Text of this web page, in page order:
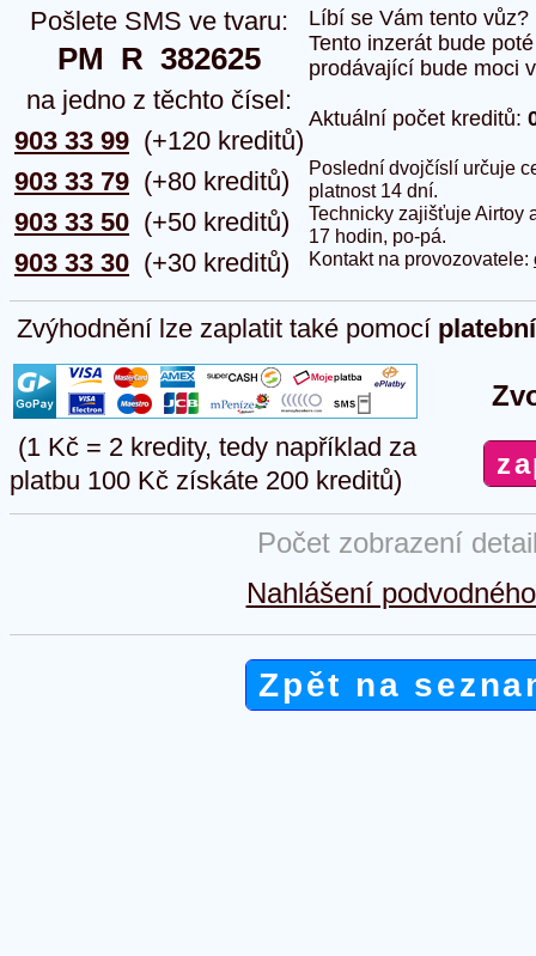
Pošlete SMS ve tvaru:
PM  R  382625
na jedno z těchto čísel:
903 33 99
903 33 79
903 33 50
903 33 30
(+120 kreditů)
(+80 kreditů)
(+50 kreditů)
(+30 kreditů)
Líbí se Vám tento
Tento inzerát bude
prodávající bude moci
Aktuální počet kreditů:
Poslední dvojčíslí určuje
platnost 14 dní.
Technicky zajišťuje Airtoy
17 hodin, po-pá.
Kontakt na provozovatele:
Zvýhodnění lze zaplatit také pomocí
(1 Kč = 2 kredity, tedy například za
platbu 100 Kč získáte 200 kreditů)
Počet zobrazení
Nahlášení
Zpět na